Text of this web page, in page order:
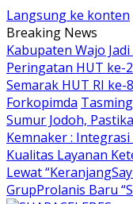
Langsung ke konten
Breaking News
Kabupaten Wajo
Peringatan HUT ke-
Semarak HUT RI
Forkopimda
Sumur Jodoh,
Kemnaker :
Kualitas Layanan
Lewat
GrupProlanis Baru